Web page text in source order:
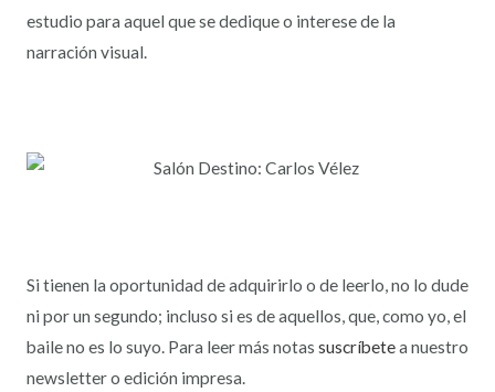
estudio para aquel que se dedique o interese de la
narración visual.
Si tienen la oportunidad de adquirirlo o de leerlo, no lo dude
ni por un segundo; incluso si es de aquellos, que, como yo, el
baile no es lo suyo. Para leer más notas suscríbetea nuestro
newsletter o edición impresa.